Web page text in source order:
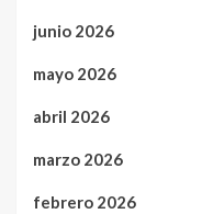
junio 2026
mayo 2026
abril 2026
marzo 2026
febrero 2026